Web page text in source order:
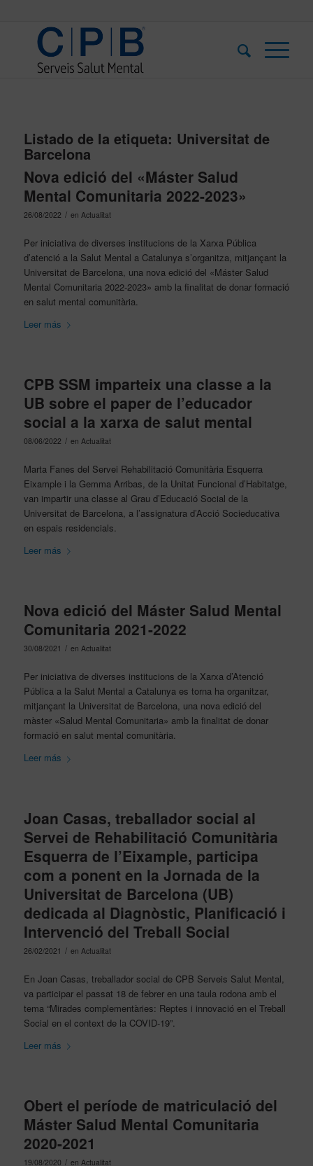
Listado de la etiqueta: Universitat de
Barcelona
Nova edició del «Máster Salud
Mental Comunitaria 2022-2023»
26/08/2022 / en Actualitat
Per iniciativa de diverses institucions de la Xarxa Pública
d’atenció a la Salut Mental a Catalunya s’organitza, mitjançant la
Universitat de Barcelona, una nova edició del «Máster Salud
Mental Comunitaria 2022-2023» amb la finalitat de donar formació
en salut mental comunitària.
Leer más
CPB SSM imparteix una classe a la
UB sobre el paper de l’educador
social a la xarxa de salut mental
08/06/2022 / en Actualitat
Marta Fanes del Servei Rehabilitació Comunitària Esquerra
Eixample i la Gemma Arribas, de la Unitat Funcional d’Habitatge,
van impartir una classe al Grau d’Educació Social de la
Universitat de Barcelona, a l’assignatura d’Acció Socieducativa
en espais residencials.
Leer más
Nova edició del Máster Salud Mental
Comunitaria 2021-2022
30/08/2021 / en Actualitat
Per iniciativa de diverses institucions de la Xarxa d’Atenció
Pública a la Salut Mental a Catalunya es torna ha organitzar,
mitjançant la Universitat de Barcelona, una nova edició del
màster «Salud Mental Comunitaria» amb la finalitat de donar
formació en salut mental comunitària.
Leer más
Joan Casas, treballador social al
Servei de Rehabilitació Comunitària
Esquerra de l’Eixample, participa
com a ponent en la Jornada de la
Universitat de Barcelona (UB)
dedicada al Diagnòstic, Planificació i
Intervenció del Treball Social
26/02/2021 / en Actualitat
En Joan Casas, treballador social de CPB Serveis Salut Mental,
va participar el passat 18 de febrer en una taula rodona amb el
tema “Mirades complementàries: Reptes i innovació en el Treball
Social en el context de la COVID-19”.
Leer más
Obert el període de matriculació del
Máster Salud Mental Comunitaria
2020-2021
19/08/2020 / en Actualitat